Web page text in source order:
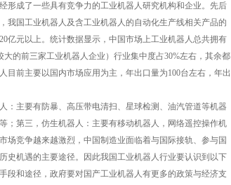
形成了一些具有竞争力的工业机器人研究机构和企业。先后
我国工业机器人及含工业机器人的自动化生产线相关产品的
亿元以上。统计数据显示，中国市场上工业机器人总共拥有
的前三家工业机器人企业）行业集中度占30%左右，其余都
目前主要以国内市场应用为主，年出口量为100台左右，年出
主要有防暴、高压带电清扫、星球检测、油汽管道等机器
；第三，仿生机器人：主要有移动机器人，网络遥控操作机
场竞争越来越激烈，中国制造业面临着与国际接轨、参与国
史机遇的主要途径。因此我国工业机器人行业要认识到以下
段和途径，政府要对国产工业机器人有更多的政策与经济支